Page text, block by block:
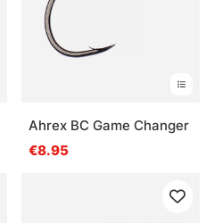
Ahrex BC Game Changer
€8.95